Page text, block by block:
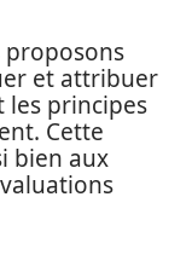
proposons
et attribuer
les principes
Cette
bien aux